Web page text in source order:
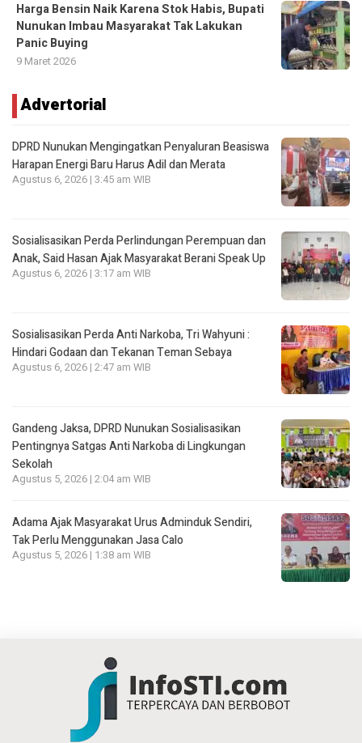
Harga Bensin Naik Karena Stok Habis, Bupati
Nunukan Imbau Masyarakat Tak Lakukan
Panic Buying
9 Maret 2026
Advertorial
DPRD Nunukan Mengingatkan Penyaluran Beasiswa
Harapan Energi Baru Harus Adil dan Merata
Agustus 6, 2026 | 3:45 am WIB
Sosialisasikan Perda Perlindungan Perempuan dan
Anak, Said Hasan Ajak Masyarakat Berani Speak Up
Agustus 6, 2026 | 3:17 am WIB
Sosialisasikan Perda Anti Narkoba, Tri Wahyuni :
Hindari Godaan dan Tekanan Teman Sebaya
Agustus 6, 2026 | 2:47 am WIB
Gandeng Jaksa, DPRD Nunukan Sosialisasikan
Pentingnya Satgas Anti Narkoba di Lingkungan
Sekolah
Agustus 5, 2026 | 2:04 am WIB
Adama Ajak Masyarakat Urus Adminduk Sendiri,
Tak Perlu Menggunakan Jasa Calo
Agustus 5, 2026 | 1:38 am WIB